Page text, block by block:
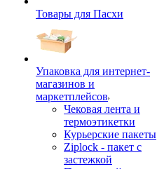
Товары для Пасхи
Упаковка для интернет-
магазинов и
маркетплейсов
Чековая лента и
термоэтикетки
Курьерские пакеты
Ziplock - пакет с
застежкой